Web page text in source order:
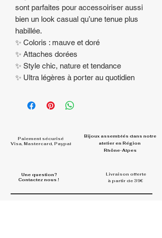
sont parfaites pour accessoiriser aussi
bien un look casual qu’une tenue plus
habillée.
✨ Coloris : mauve et doré
✨ Attaches dorées
✨ Style chic, nature et tendance
✨ Ultra légères à porter au quotidien
Paiement sécurisé
Visa, Mastercard, Paypal
Bijoux assemblés dans notre
atelier en Région
Rhône-Alpes
Une question?
Contactez nous !
Livraison offerte
à partir de 39€